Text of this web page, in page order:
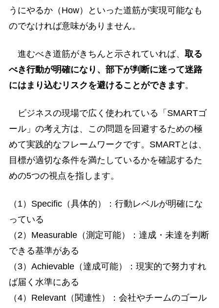
うにやるか（How）といった道筋が実現可能なも
のでなければ意味がありません。
進むべき道筋がきちんと示されていれば、 取る
べき行動が明確になり、部下が判断に迷って迷路
にはまり込むリスクを避けることができます。
ビジネスの現場で広く使われている「SMARTゴ
ール」の考え方は、この問題を回避するための極
めて実践的なフレームワークです。SMARTとは、
目標が適切な条件を満たしているかを確認するた
めの5つの視点を指します。
（1）Specific（具体的）：行動レベルが明確にな
っている
（2）Measurable（測定可能）：達成・未達を判断
できる基準がある
（3）Achievable（達成可能）：現実的で努力すれ
ば届く水準にある
（4）Relevant（関連性）：会社やチームのゴール